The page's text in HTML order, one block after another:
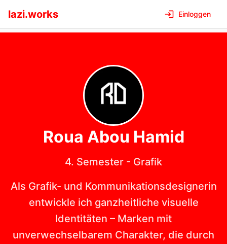
lazi.works Einloggen
Roua Abou Hamid
4. Semester - Grafik
Als Grafik- und Kommunikationsdesignerin
entwickle ich ganzheitliche visuelle
Identitäten – Marken mit
unverwechselbarem Charakter, die durch